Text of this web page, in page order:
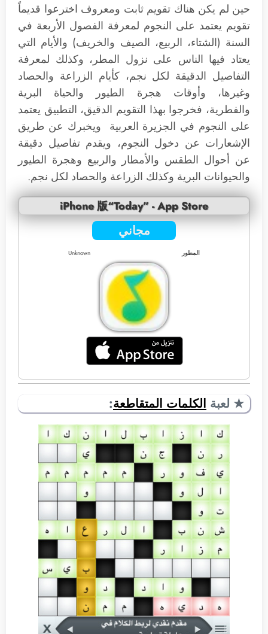
حين لم يكن هناك تقويم ثابت ومعروف اخترعوا قديماً
تقويم يعتمد على النجوم لمعرفة الفصول الأربعة في
السنة (الشتاء، الربيع، الصيف والخريف) والأيام التي
يعتاد فيها الناس على نزول المطر، وكذلك لمعرفة
التفاصيل الدقيقة لكل نجم، كأيام الزراعة والحصاد
وغيرها، وأوقات هجرة الطيور والحياة البرية
والفطرية، فخرجوا بهذا التقويم الدقيق، التطبيق يعتمد
على النجوم في الجزيرة العربية ويخبرك عن طريق
الإشعارات عن دخول النجوم، ويقدم تفاصيل دقيقة
عن أحوال الطقس والأمطار والربيع وهجرة الطيور
والحيوانات البرية وكذلك الزراعة والحصاد لكل نجم.
iPhone 版“Today” - App Store
مجاني
المطور Unknown
★ لعبة الكلمات المتقاطعة: